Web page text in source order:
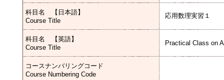
科目名 【日本語】
Course Title
応用数理実習１
科目名 【英語】
Course Title
Practical Class on
コースナンバリングコード
Course Numbering Code